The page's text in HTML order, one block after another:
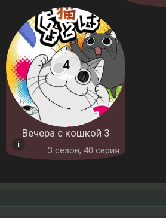
Вечера с кошкой 3
3 cезон, 40 серия